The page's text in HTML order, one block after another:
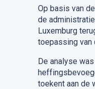
Op basis van
de
Luxemburg
toepassing van
De analyse
toekent aan de